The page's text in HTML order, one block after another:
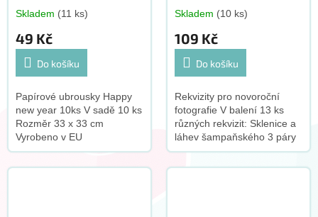
Skladem (11 ks)
49 Kč
Do košíku
Papírové ubrousky Happy
new year 10ks V sadě 10 ks
Rozměr 33 x 33 cm
Vyrobeno v EU
Skladem (10 ks)
109 Kč
Do košíku
Rekvizity pro novoroční
fotografie V balení 13 ks
různých rekvizit: Sklenice a
láhev šampaňského 3 páry
různých brýlí Zlaté rty Zlatý